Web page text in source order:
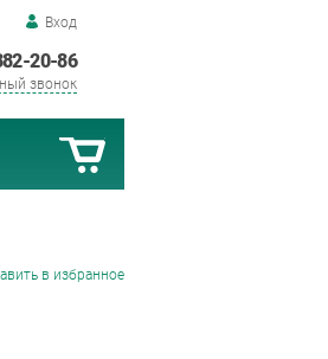
Вход
20-86
звонок
в избранное